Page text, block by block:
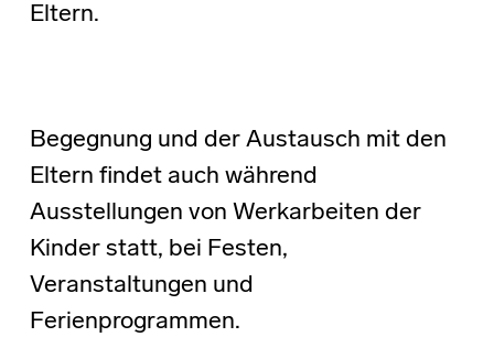
Eltern.
Begegnung und der Austausch mit den
Eltern findet auch während
Ausstellungen von Werkarbeiten der
Kinder statt, bei Festen,
Veranstaltungen und
Ferienprogrammen.